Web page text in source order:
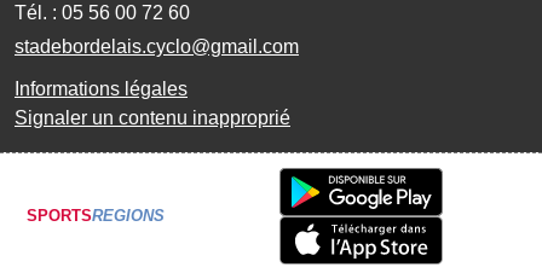
Tél. : 05 56 00 72 60
stadebordelais.cyclo@gmail.com
Informations légales
Signaler un contenu inapproprié
SPORTSREGIONS